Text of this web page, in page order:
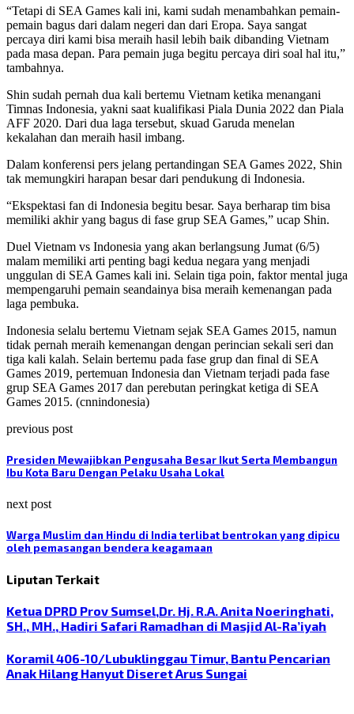
“Tetapi di SEA Games kali ini, kami sudah menambahkan pemain-
pemain bagus dari dalam negeri dan dari Eropa. Saya sangat
percaya diri kami bisa meraih hasil lebih baik dibanding Vietnam
pada masa depan. Para pemain juga begitu percaya diri soal hal itu,”
tambahnya.
Shin sudah pernah dua kali bertemu Vietnam ketika menangani
Timnas Indonesia, yakni saat kualifikasi Piala Dunia 2022 dan Piala
AFF 2020. Dari dua laga tersebut, skuad Garuda menelan
kekalahan dan meraih hasil imbang.
Dalam konferensi pers jelang pertandingan SEA Games 2022, Shin
tak memungkiri harapan besar dari pendukung di Indonesia.
“Ekspektasi fan di Indonesia begitu besar. Saya berharap tim bisa
memiliki akhir yang bagus di fase grup SEA Games,” ucap Shin.
Duel Vietnam vs Indonesia yang akan berlangsung Jumat (6/5)
malam memiliki arti penting bagi kedua negara yang menjadi
unggulan di SEA Games kali ini. Selain tiga poin, faktor mental juga
mempengaruhi pemain seandainya bisa meraih kemenangan pada
laga pembuka.
Indonesia selalu bertemu Vietnam sejak SEA Games 2015, namun
tidak pernah meraih kemenangan dengan perincian sekali seri dan
tiga kali kalah. Selain bertemu pada fase grup dan final di SEA
Games 2019, pertemuan Indonesia dan Vietnam terjadi pada fase
grup SEA Games 2017 dan perebutan peringkat ketiga di SEA
Games 2015. (cnnindonesia)
previous post
Presiden Mewajibkan Pengusaha Besar Ikut Serta Membangun
Ibu Kota Baru Dengan Pelaku Usaha Lokal
next post
Warga Muslim dan Hindu di India terlibat bentrokan yang dipicu
oleh pemasangan bendera keagamaan
Liputan Terkait
Ketua DPRD Prov Sumsel,Dr. Hj. R.A. Anita Noeringhati,
SH., MH., Hadiri Safari Ramadhan di Masjid Al-Ra’iyah
Koramil 406-10/Lubuklinggau Timur, Bantu Pencarian
Anak Hilang Hanyut Diseret Arus Sungai